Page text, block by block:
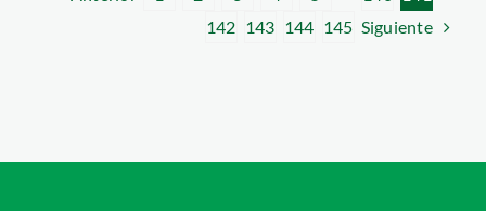
142 143 144 145 Siguiente